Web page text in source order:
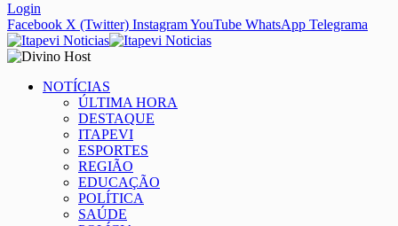
Login
Facebook X (Twitter) InstagramYouTube WhatsApp Telegrama
NOTÍCIAS
ÚLTIMA HORA
DESTAQUE
ITAPEVI
ESPORTES
REGIÃO
EDUCAÇÃO
POLÍTICA
SAÚDE